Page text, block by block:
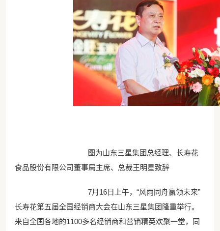
图为山东三星集团总经理、长寿花
食品股份有限公司董事局主席、总裁王明星致辞
7月16日上午，“风雨同舟赢领未来”
长寿花第五届全国经销商大会在山东三星集团隆重举行。
来自全国各地的1100多名经销商和营销精英欢聚一堂，同